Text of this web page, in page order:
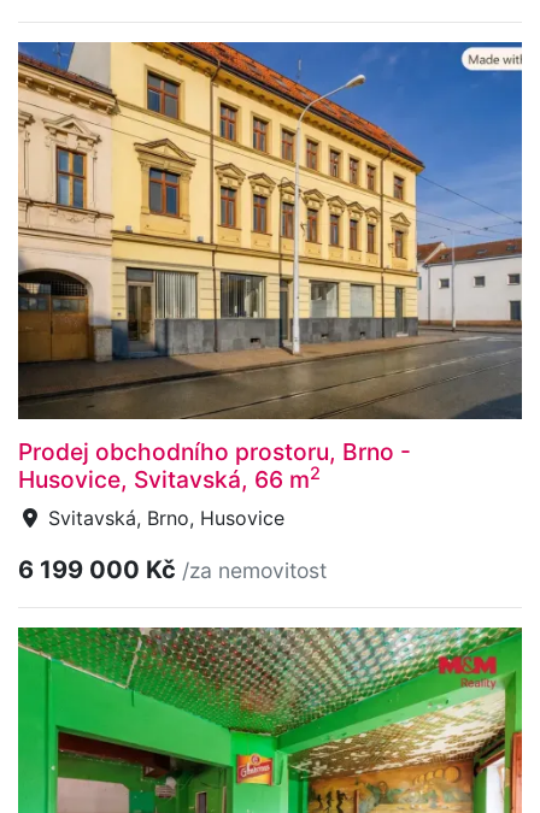
Prodej obchodního prostoru, Brno -
Husovice, Svitavská, 66 m2
Svitavská, Brno, Husovice
6 199 000 Kč /za nemovitost